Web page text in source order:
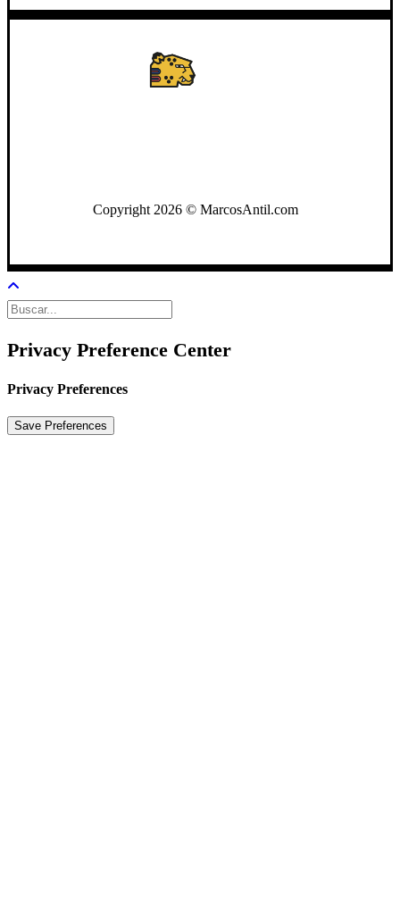
Copyright 2026 © MarcosAntil.com
Privacy Preference Center
Privacy Preferences